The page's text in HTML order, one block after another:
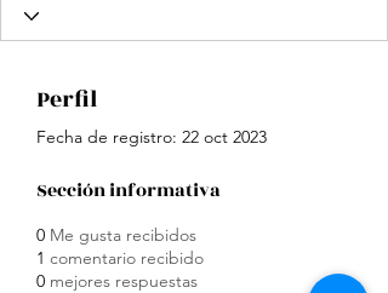
Perfil
Fecha de registro: 22 oct 2023
Sección informativa
0 Me gusta recibidos
1 comentario recibido
0 mejores respuestas